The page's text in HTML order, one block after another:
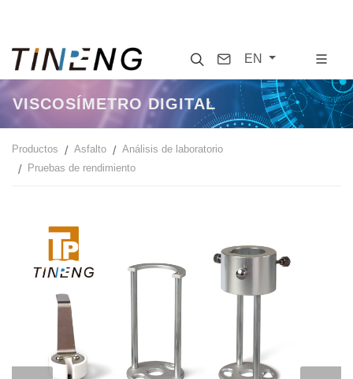
SearchContact
EN
VISCOSÍMETRO DIGITAL
Productos Asfalto
Análisis de laboratorio
Pruebas de rendimiento